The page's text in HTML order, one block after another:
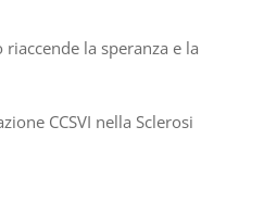
la speranza e la
CCSVI nella Sclerosi